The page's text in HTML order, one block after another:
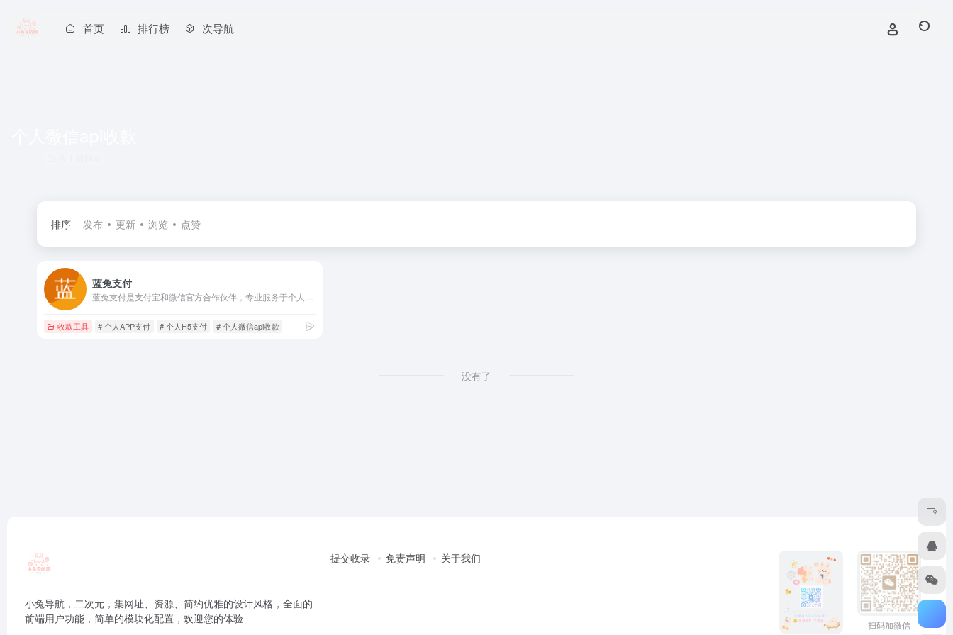
首页 排行榜 次导航
排序 发布 更新 浏览 点赞
蓝兔支付
收款工具 # 个人APP支付 # 个人H5支付 # 个人微信api收款
没有了
小兔导航，二次元，集网址、资源、简约优雅的设计风格，全面的
前端用户功能，简单的模块化配置，欢迎您的体验
提交收录 免责声明 关于我们
扫码加微信